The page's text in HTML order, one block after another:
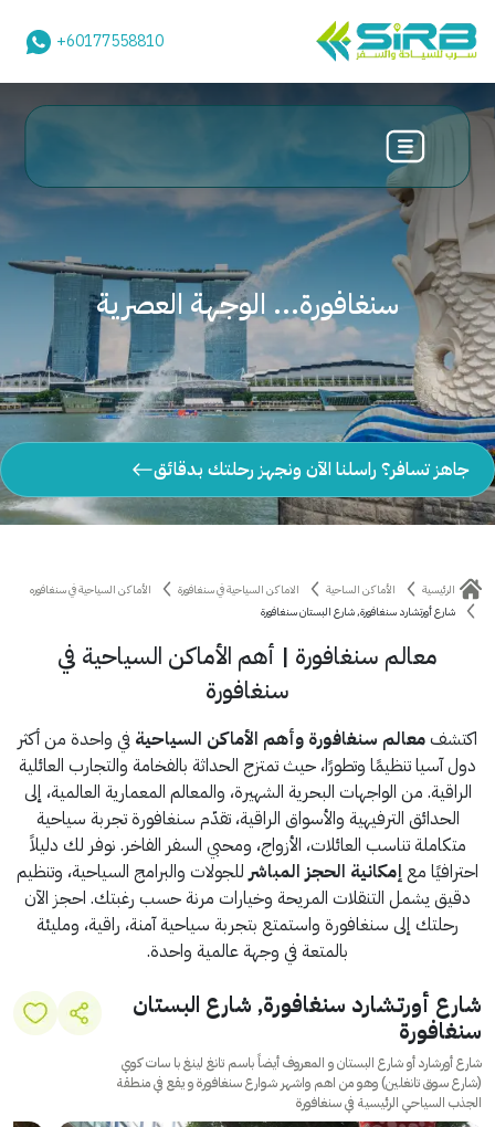
+60177558810
سنغافورة... الوجهة العصرية
جاهز تسافر؟ راسلنا الآن ونجهز رحلتك بدقائق
الرئيسية الأماكن الساحية الاماكن السياحية في سنغافورة
الأماكن السياحية في سنغافوره
شارع أورتشارد سنغافورة, شارع البستان سنغافورة
معالم سنغافورة | أهم الأماكن السياحية في
سنغافورة
اكتشفمعالم سنغافورة وأهم الأماكن السياحية في واحدة من أكثر
دول آسيا تنظيمًا وتطورًا، حيث تمتزج الحداثة بالفخامة والتجارب العائلية
الراقية. من الواجهات البحرية الشهيرة، والمعالم المعمارية العالمية، إلى
الحدائق الترفيهية والأسواق الراقية، تقدّم سنغافورة تجربة سياحية
متكاملة تناسب العائلات، الأزواج، ومحبي السفر الفاخر. نوفر لك دليلاً
احترافيًا معإمكانية الحجز المباشرللجولات والبرامج السياحية، وتنظيم
دقيق يشمل التنقلات المريحة وخيارات مرنة حسب رغبتك. احجز الآن
رحلتك إلى سنغافورة واستمتع بتجربة سياحية آمنة، راقية، ومليئة
بالمتعة في وجهة عالمية واحدة.
شارع أورتشارد سنغافورة, شارع البستان
سنغافورة
شارع أورشارد أو شارع البستان و المعروف أيضاً باسم تانغ لينغ با سات كوي
(شارع سوق تانغلين) وهو من اهم واشهر شوارع سنغافورة و يقع في منطقة
الجذب السياحي الرئيسية في سنغافورة